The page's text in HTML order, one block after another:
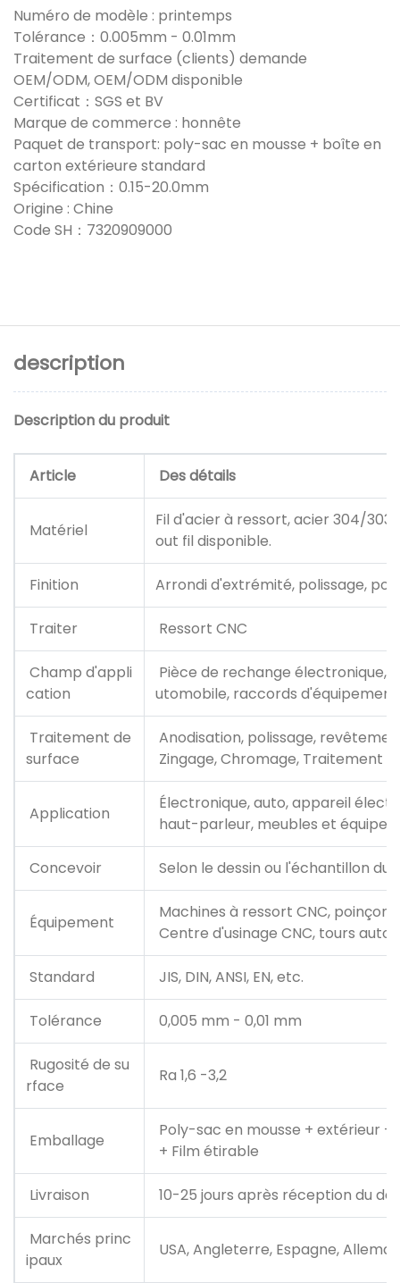
Numéro de modèle : printemps
Tolérance：0.005mm - 0.01mm
Traitement de surface (clients) demande
OEM/ODM, OEM/ODM disponible
Certificat：SGS et BV
Marque de commerce : honnête
Paquet de transport: poly-sac en mousse + boîte en
carton extérieure standard
Spécification：0.15-20.0mm
Origine : Chine
Code SH：7320909000
description
Description du produit
Article Des détails
Matériel
Fil d'acier à ressort, acier 304/
out fil disponible.
Finition Arrondi d'extrémité, polissage,
Traiter Ressort CNC
Champ d'appli
cation
Pièce de rechange électronique,
utomobile, raccords
Traitement de
surface
Anodisation, polissage,
Zingage, Chromage, Traitement
Application
Électronique, auto, appareil
haut-parleur, meubles et
Concevoir Selon le dessin ou l'échantillon du
Équipement
Machines à ressort CNC,
Centre d'usinage CNC, tours
Standard JIS, DIN, ANSI, EN, etc.
Tolérance 0,005 mm - 0,01 mm
Rugosité de su
rface
Ra 1,6 -3,2
Emballage
Poly-sac en mousse + extérieur
+ Film étirable
Livraison 10-25 jours après réception du
Marchés princ
ipaux
USA, Angleterre, Espagne,